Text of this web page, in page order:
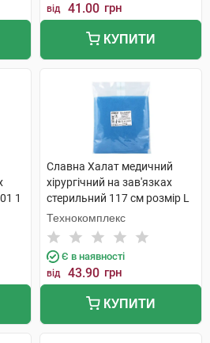
від 41.00 грн
КУПИТИ
1
Славна Халат медичний
хірургічний на зав'язках
стерильний 117 см розмір L
(50-52) 1220507 1 шт
Технокомплекс
Є в наявності
від 43.90 грн
КУПИТИ